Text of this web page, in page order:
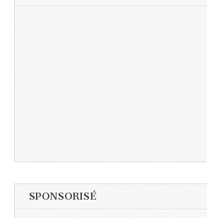
SPONSORISÉ